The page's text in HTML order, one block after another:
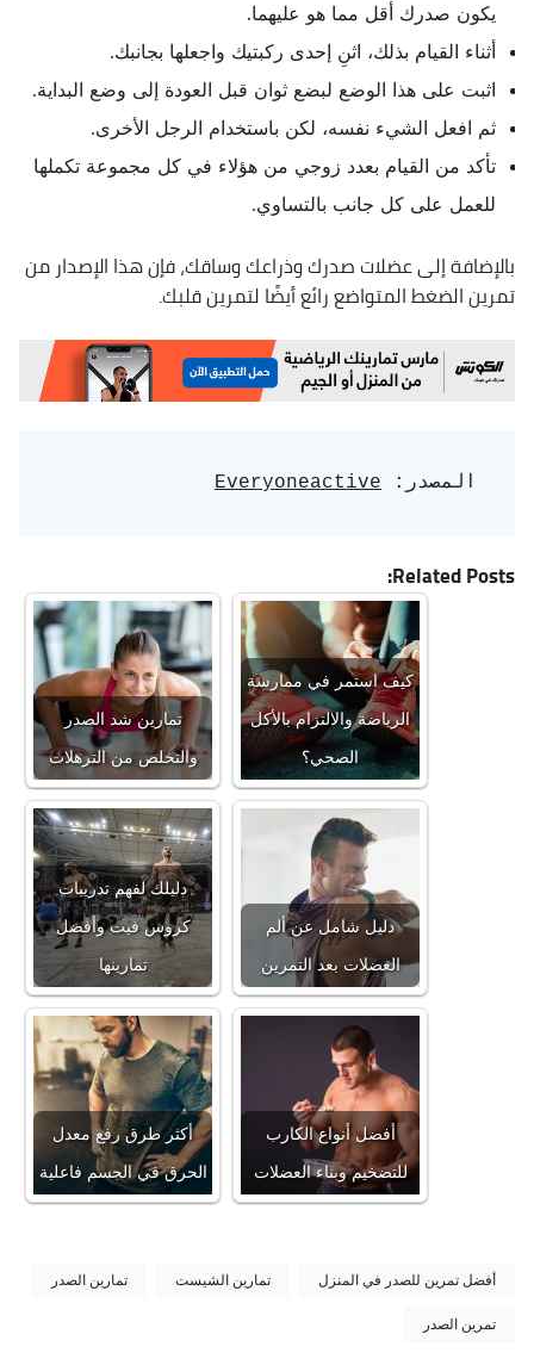
يكون صدرك أقل مما هو عليهما.
أثناء القيام بذلك، اثنِ إحدى ركبتيك واجعلها بجانبك.
اثبت على هذا الوضع لبضع ثوان قبل العودة إلى وضع البداية.
ثم افعل الشيء نفسه، لكن باستخدام الرجل الأخرى.
تأكد من القيام بعدد زوجي من هؤلاء في كل مجموعة تكملها
للعمل على كل جانب بالتساوي.
بالإضافة إلى عضلات صدرك وذراعك وساقك، فإن هذا الإصدار من
تمرين الضغط المتواضع رائع أيضًا لتمرين قلبك.
المصدر: Everyoneactive
Related Posts:
تمارين شد الصدر
والتخلص من الترهلات
كيف استمر في ممارسة
الرياضة والالتزام بالأكل
الصحي؟
دليلك لفهم تدريبات
كروس فيت وأفضل
تمارينها
دليل شامل عن ألم
العضلات بعد التمرين
أكثر طرق رفع معدل
الحرق في الجسم فاعلية
أفضل أنواع الكارب
للتضخيم وبناء العضلات
أفضل تمرين للصدر في المنزل تمارين الشيست تمارين الصدر
تمرين الصدر